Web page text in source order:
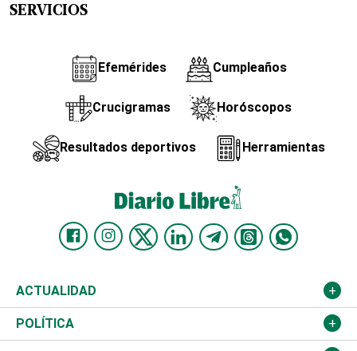
SERVICIOS
Efemérides Cumpleaños
Crucigramas Horóscopos
Resultados deportivos Herramientas
ACTUALIDAD
Nacional
POLÍTICA